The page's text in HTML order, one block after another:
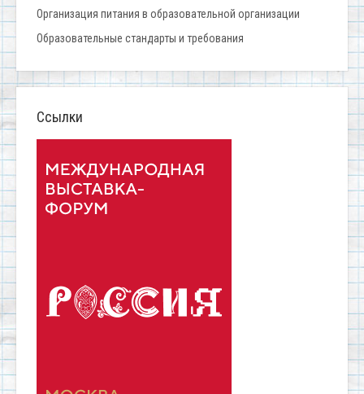
Организация питания в образовательной организации
Образовательные стандарты и требования
Ссылки